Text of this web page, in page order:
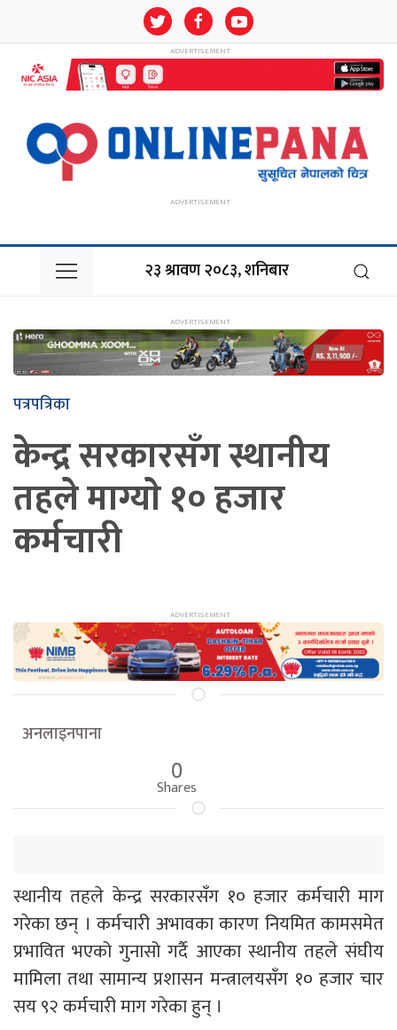
२३ श्रावण २०८३, शनिबार
पत्रपत्रिका
केन्द्र सरकारसँग स्थानीय
तहले माग्याे १० हजार
कर्मचारी
अनलाइनपाना
0
Shares
स्थानीय तहले केन्द्र सरकारसँग १० हजार कर्मचारी माग
गरेका छन् । कर्मचारी अभावका कारण नियमित कामसमेत
प्रभावित भएको गुनासो गर्दै आएका स्थानीय तहले संघीय
मामिला तथा सामान्य प्रशासन मन्त्रालयसँग १० हजार चार
सय ९२ कर्मचारी माग गरेका हुन् ।